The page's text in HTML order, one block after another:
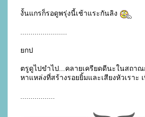
งั้นแกรก็รอดูพรุ่งนี้เช้าแระกันลิง
.......................
ยกป
ตรูดูไปขำไป...คลายเครียดดีนะในสถา
หาแหล่งที่สร้างรอยยิ้มและเสียงหัวเราะ